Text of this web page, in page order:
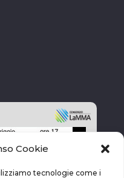
Cookie
tecnologie come i